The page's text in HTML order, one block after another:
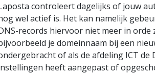
controleert dagelijks of jouw
wel actief is. Het kan namelijk
records hiervoor niet meer in orde
je domeinnaam bij een
of als de afdeling ICT de
heeft aangepast of